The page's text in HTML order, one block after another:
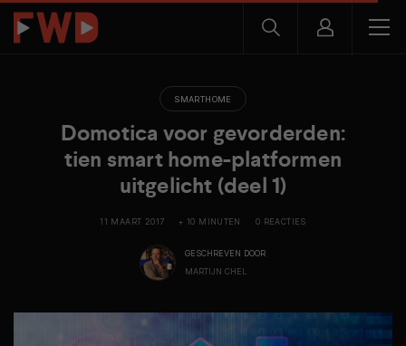
SMARTHOME
Domotica voor gevorderden:
tien smart home-platformen
uitgelicht (deel 1)
11 MAART 2017 + 10 MINUTEN 0 REACTIES
GESCHREVEN DOOR
MARTIJN CHEL